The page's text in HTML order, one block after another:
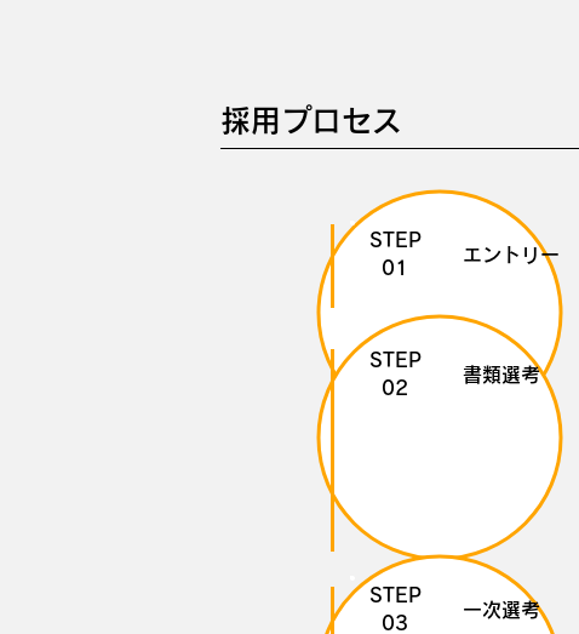
採用プロセス
エントリー
STEP
01
書類選考
STEP
02
一次選考
STEP
03